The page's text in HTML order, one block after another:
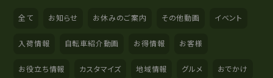
全て お知らせ お休みのご案内 その他動画 イベント
入荷情報 自転車紹介動画 お得情報 お客様
お役立ち情報 カスタマイズ 地域情報 グルメ おでかけ